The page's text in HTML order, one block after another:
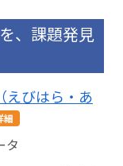
、課題発見
えびはら・あ
細
タ